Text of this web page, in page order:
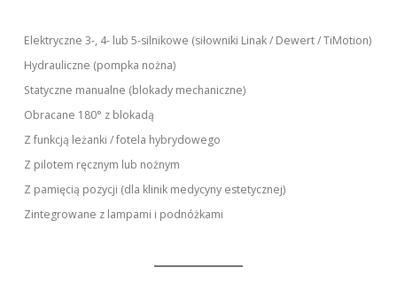
Elektryczne 3-, 4- lub 5-silnikowe (siłowniki Linak / Dewert / TiMotion)
Hydrauliczne (pompka nożna)
Statyczne manualne (blokady mechaniczne)
Obracane 180° z blokadą
Z funkcją leżanki / fotela hybrydowego
Z pilotem ręcznym lub nożnym
Z pamięcią pozycji (dla klinik medycyny estetycznej)
Zintegrowane z lampami i podnóżkami